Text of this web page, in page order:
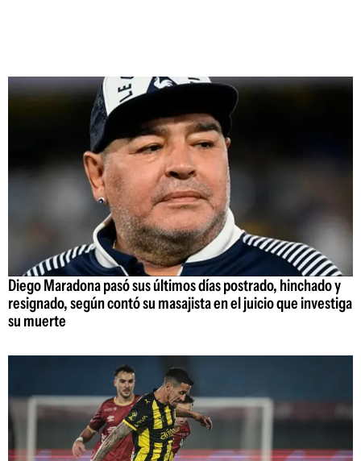
Diego Maradona pasó sus últimos días postrado, hinchado y
resignado, según contó su masajista en el juicio que investiga
su muerte